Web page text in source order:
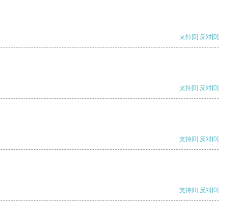
支持[0] 反对[0]
支持[0] 反对[0]
支持[0] 反对[0]
支持[0] 反对[0]